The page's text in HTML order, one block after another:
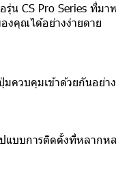
CS Pro Series ที่ม
งคุณได้อย่างง่ายดาย
บคุมเข้าด้วยกันอย่าง
แบบการติดตั้งที่หลากห